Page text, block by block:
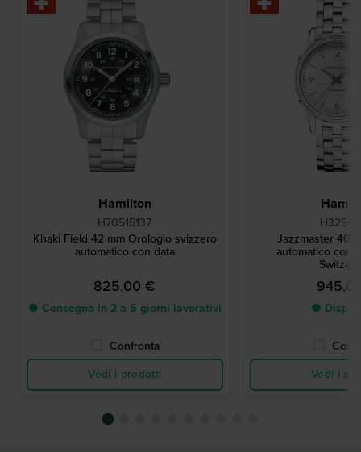
Hamilton
H70515137
Khaki Field 42 mm Orologio svizzero
automatico con data
825,00 €
● Consegna in 2 a 5 giorni lavorativi
Confronta
Vedi i prodotti
Jazzmaster 40
automatico con
●
Vedi i